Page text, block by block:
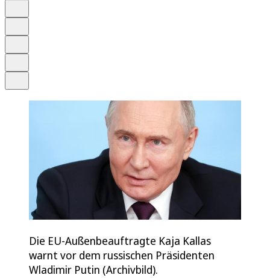
Die EU-Außenbeauftragte Kaja Kallas
warnt vor dem russischen Präsidenten
Wladimir Putin (Archivbild).